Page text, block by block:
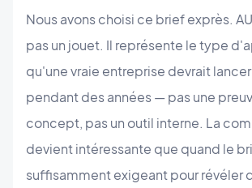
Nous avons choisi ce brief exprès.
pas un jouet. Il représente le type
qu'une vraie entreprise devrait
pendant des années — pas une
concept, pas un outil interne. La
devient intéressante que quand le
suffisamment exigeant pour révéler